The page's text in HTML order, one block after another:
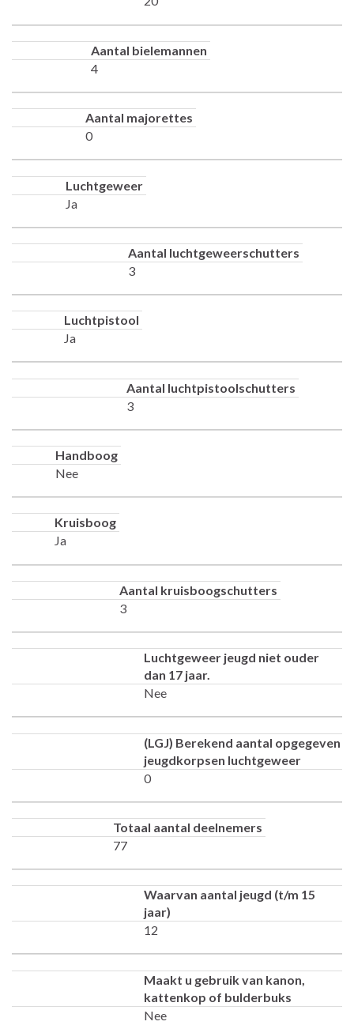
Aantal bielemannen
4
Aantal majorettes
0
Luchtgeweer
Ja
Aantal luchtgeweerschutters
3
Luchtpistool
Ja
Aantal luchtpistoolschutters
3
Handboog
Nee
Kruisboog
Ja
Aantal kruisboogschutters
3
Luchtgeweer jeugd niet ouder
dan 17 jaar.
Nee
(LGJ) Berekend aantal opgegeven
jeugdkorpsen luchtgeweer
0
Totaal aantal deelnemers
77
Waarvan aantal jeugd (t/m 15
jaar)
12
Maakt u gebruik van kanon,
kattenkop of bulderbuks
Nee